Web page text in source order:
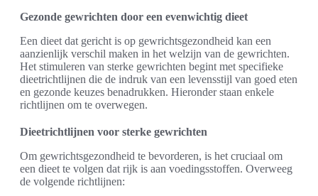
Gezonde gewrichten door een evenwichtig dieet
Een dieet dat gericht is op gewrichtsgezondheid kan een
aanzienlijk verschil maken in het welzijn van de gewrichten.
Het stimuleren van sterke gewrichten begint met specifieke
dieetrichtlijnen die de indruk van een levensstijl van goed eten
en gezonde keuzes benadrukken. Hieronder staan enkele
richtlijnen om te overwegen.
Dieetrichtlijnen voor sterke gewrichten
Om gewrichtsgezondheid te bevorderen, is het cruciaal om
een dieet te volgen dat rijk is aan voedingsstoffen. Overweeg
de volgende richtlijnen: